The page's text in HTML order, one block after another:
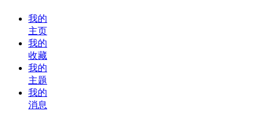
我的
主页
我的
收藏
我的
主题
我的
消息